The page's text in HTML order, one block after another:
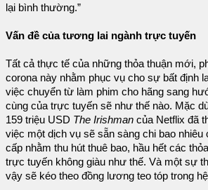
lại bình thường.”
Vấn đề của tương lai ngành trực tuyến
Tất cả thực tế của những thỏa thuận mới,
corona này nhằm phục vụ cho sự bất định
việc chuyển từ làm phim cho hãng sang
cùng của trực tuyến sẽ như thế nào. Mặc
159 triệu USD The Irishman của Netflix đã
việc một dịch vụ sẽ sẵn sàng chi bao nhiêu
cấp nhằm thu hút thuê bao, hầu hết các
trực tuyến không giàu như thế. Và một sự
vậy sẽ kéo theo đồng lương teo tóp trong